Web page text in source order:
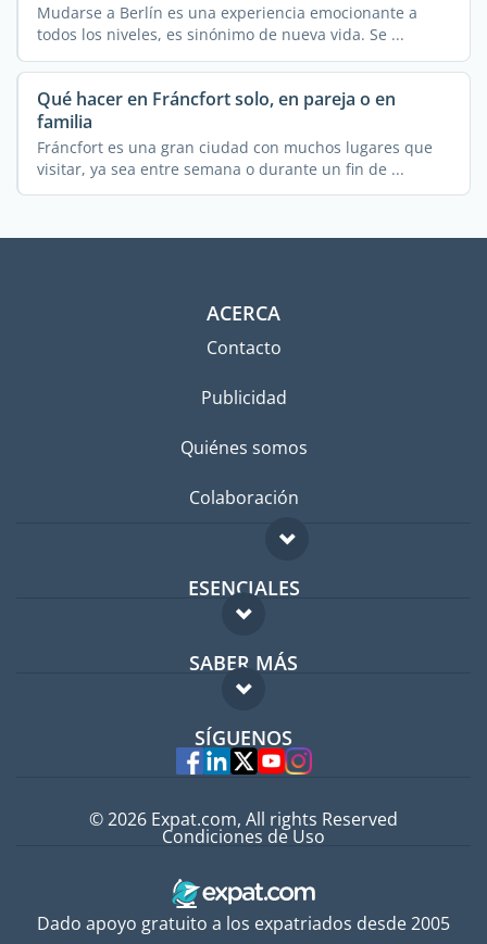
Mudarse a Berlín es una experiencia emocionante a
todos los niveles, es sinónimo de nueva vida. Se ...
Qué hacer en Fráncfort solo, en pareja o en
familia
Fráncfort es una gran ciudad con muchos lugares que
visitar, ya sea entre semana o durante un fin de ...
ACERCA
Contacto
Publicidad
Quiénes somos
Colaboración
ESENCIALES
Foro para expatriados
Guía para expatriados
Trabajos en el extranjero
SABER MÁS
FAQ
Expertos
SÍGUENOS
Dado apoyo gratuito a los expatriados desde 2005
© 2026 Expat.com, All rights Reserved
Condiciones de Uso